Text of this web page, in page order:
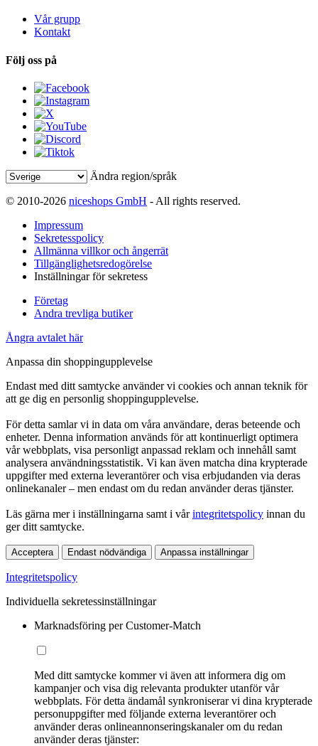
Vår grupp
Kontakt
Följ oss på
Ändra region/språk
© 2010-2026 niceshops GmbH - All rights reserved.
Impressum
Sekretesspolicy
Allmänna villkor och ångerrät
Tillgänglighetsredogörelse
Inställningar för sekretess
Företag
Andra trevliga butiker
Ångra avtalet här
Anpassa din shoppingupplevelse
Endast med ditt samtycke använder vi cookies och annan teknik för
att ge dig en personlig shoppingupplevelse.
För detta samlar vi in data om våra användare, deras beteende och
enheter. Denna information används för att kontinuerligt optimera
vår webbplats, visa personligt anpassad reklam och innehåll samt
analysera användningsstatistik. Vi kan även matcha dina krypterade
uppgifter med externa leverantörer och visa erbjudanden via deras
onlinekanaler – men endast om du redan använder deras tjänster.
Läs gärna mer i inställningarna samt i vårintegritetspolicy innan du
ger ditt samtycke.
Acceptera Endast nödvändiga Anpassa inställningar
Integritetspolicy
Individuella sekretessinställningar
Marknadsföring per Customer-Match
Med ditt samtycke kommer vi även att informera dig om
kampanjer och visa dig relevanta produkter utanför vår
webbplats. För detta ändamål synkroniserar vi dina krypterade
personuppgifter med följande externa leverantörer och
använder deras onlineannonseringskanaler om du redan
använder deras tjänster: